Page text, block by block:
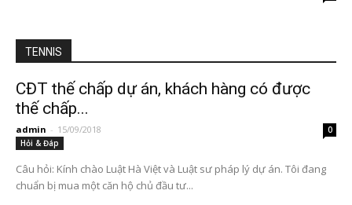
TENNIS
CĐT thế chấp dự án, khách hàng có được
thế chấp...
admin - 15/09/2018
0
Hỏi & Đáp
Câu hỏi: Kính chào Luật Hà Việt và Luật sư pháp lý dự án. Tôi đang
chuẩn bị mua một căn hộ chủ đầu tư...